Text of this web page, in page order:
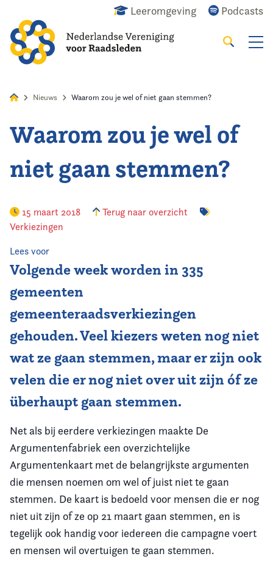
Leeromgeving Podcasts
Zoeken
Home
Agenda
Opleiding
Kennis & Informatie
Vereniging
Contact
Nieuws Waarom zou je wel of niet gaan stemmen?
Waarom zou je wel of
niet gaan stemmen?
15 maart 2018
Terug naar overzicht
Verkiezingen
Lees voor
Volgende week worden in 335
gemeenten
gemeenteraadsverkiezingen
gehouden. Veel kiezers weten nog niet
wat ze gaan stemmen, maar er zijn ook
velen die er nog niet over uit zijn óf ze
überhaupt gaan stemmen.
Net als bij eerdere verkiezingen maakte De
Argumentenfabriek een overzichtelijke
Argumentenkaart met de belangrijkste argumenten
die mensen noemen om wel of juist niet te gaan
stemmen. De kaart is bedoeld voor mensen die er nog
niet uit zijn of ze op 21 maart gaan stemmen, en is
tegelijk ook handig voor iedereen die campagne voert
en mensen wil overtuigen te gaan stemmen.